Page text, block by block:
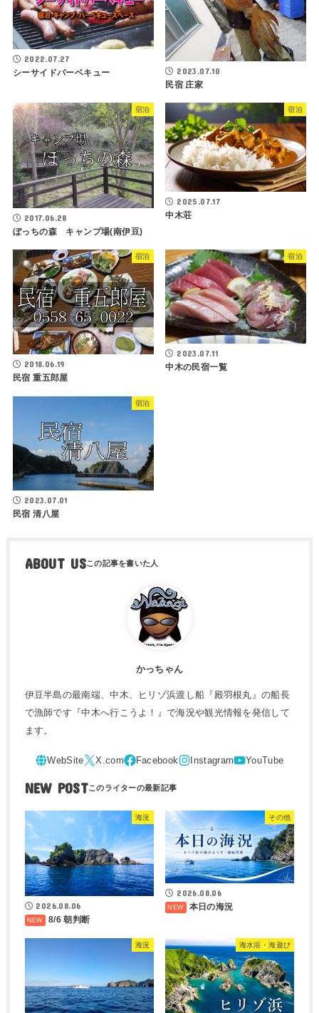
2022.07.27
シーサイドバーベキュー 2023.07.10
民宿 庄家
宿泊
2017.06.28
ぼっちの森 キャンプ場(南伊豆)
宿泊
2025.07.17
中木荘
宿泊
2018.06.19
民宿 重五郎屋
宿泊
2023.07.11
中木の民宿一覧
宿泊
2023.07.01
民宿 清八屋
ABOUT US
かっちゃん
伊豆半島の最南端、中木、ヒリゾ浜渡し船『殿羽根丸』の船長
で漁師です『中木へ行こうよ！』で海況や観光情報を発信して
ます。
NEW POST
海況
2026.08.06
8/6 朝判断
その他
2026.08.06
本日の海況
海況 海水浴・海遊び